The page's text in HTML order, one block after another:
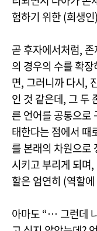
험하기 위한 (희생
곧 후자에서처럼,
의 경우의 수를 확
면, 그러니까 다시,
인 것 같은데, 그 두
른 언어를 공통으로
태한다는 점에서 때
를 본래의 차원으로
시키고 부리게 되며
할은 엄연히 (역할
아마도 “… 그런데